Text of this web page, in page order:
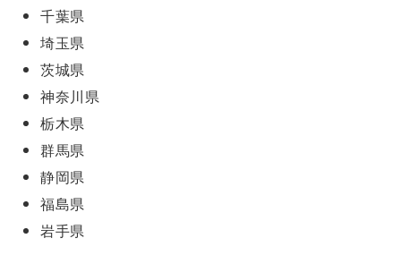
千葉県
埼玉県
茨城県
神奈川県
栃木県
群馬県
静岡県
福島県
岩手県